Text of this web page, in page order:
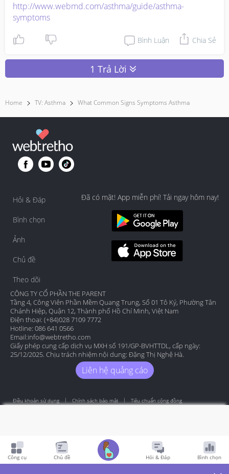
http://www.webmd.com/asthma/guide/asthma-
symptoms
Bình Luận Chia Sẻ
1 Trả Lời
Home TV: Asthma What Common Signs Symptoms Asthma
Hỏi & Đáp
Bình chọn
Ảnh
Chủ đề
Theo dõi
Đã có mặt! App miễn phí! Tải ngay hôm nay!
CÔNG TY CỔ PHẦN THE PARENT
Tầng 4, Công Viên Phần Mềm Quang Trung, Số 01 Tô Ký, Phường Tân
Chánh Hiệp, Quận 12, Thành phố Hồ Chí Minh, Việt Nam
Điện thoại: (+84)028 7109 7772
Hotline: 086 641 0566
Email:info@webtretho.com
Giấy phép cung cấp dịch vụ MXH số 191/GP-BVHTTDL, cấp ngày:
25/12/2025. Chịu trách nhiệm nội dung: Đặng Thị Nghệ Hà.
Liên hệ quảng cáo
Điều khoản sử dụng Chính sách bảo mật Tiêu chuẩn cộng đồng
Công cụ Chủ đề Hỏi & Đáp Bình chọn